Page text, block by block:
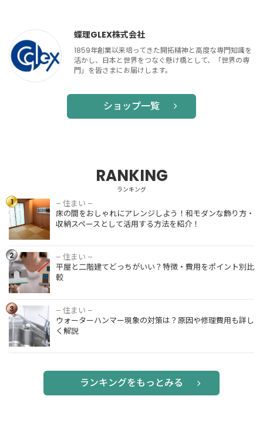
蝶理GLEX株式会社
1859年創業以来培ってきた開拓精神と高度な専門知識を
活かし、日本と世界をつなぐ懸け橋として、「世界の専
門」を皆さまにお届けします。
ショップ一覧
RANKING
ランキング
1
床の間をお
しゃれにア
レンジしよ
う！和モダ
ンな飾り
方・収納ス
ペースとし
て活用する
方法を紹
介！
– 住まい –
床の間をおしゃれにアレンジしよう！和モダンな飾り方・
収納スペースとして活用する方法を紹介！
2
平屋と二階
建てどっち
がいい？特
徴・費用を
ポイント別
比較
– 住まい –
平屋と二階建てどっちがいい？特徴・費用をポイント別比
較
3
ウォーター
ハンマー現
象の対策
は？原因や
詳しく解説
– 住まい –
ウォーターハンマー現象の対策は？原因や修理費用も詳し
く解説
ランキングをもっとみる